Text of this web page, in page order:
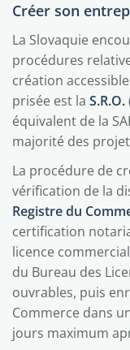
Créer son
La Slovaquie
procédures
création
prisée est la S.R.O.
équivalent de la
majorité des
La procédure de
vérification de la
Registre du
certification
licence
du Bureau des
ouvrables, puis
Commerce dans
jours maximum